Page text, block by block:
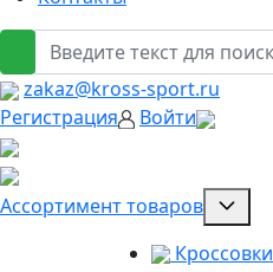
zakaz@kross-sport.ru
Регистрация
Войти
Ассортимент товаров
Кроссовки